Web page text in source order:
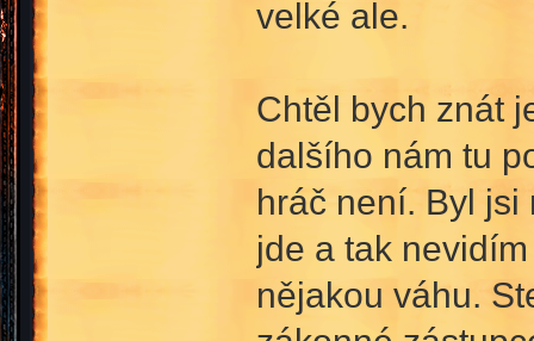
velké ale.
Chtěl bych znát
dalšího nám tu
hráč není. Byl
jde a tak
nějakou váhu.